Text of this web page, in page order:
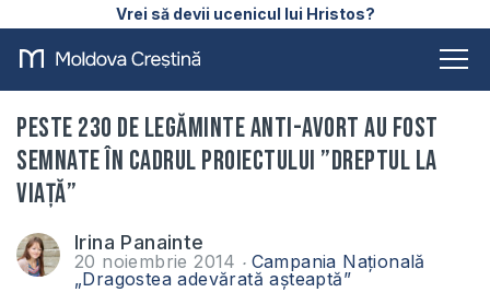
Vrei să devii ucenicul lui Hristos?
Peste 230 de legăminte Anti-Avort au fost
semnate în cadrul proiectului ”Dreptul la
viață”
Irina Panainte
20 noiembrie 2014
Campania Națională
„Dragostea adevărată aşteaptă”